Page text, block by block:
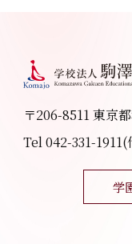
〒206-8511 東京
Tel 042-331-1911(
学